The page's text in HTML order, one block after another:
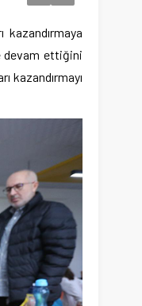
kazandırmaya
devam ettiğini
kazandırmayı